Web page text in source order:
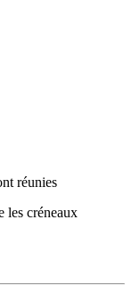
réunies
les créneaux